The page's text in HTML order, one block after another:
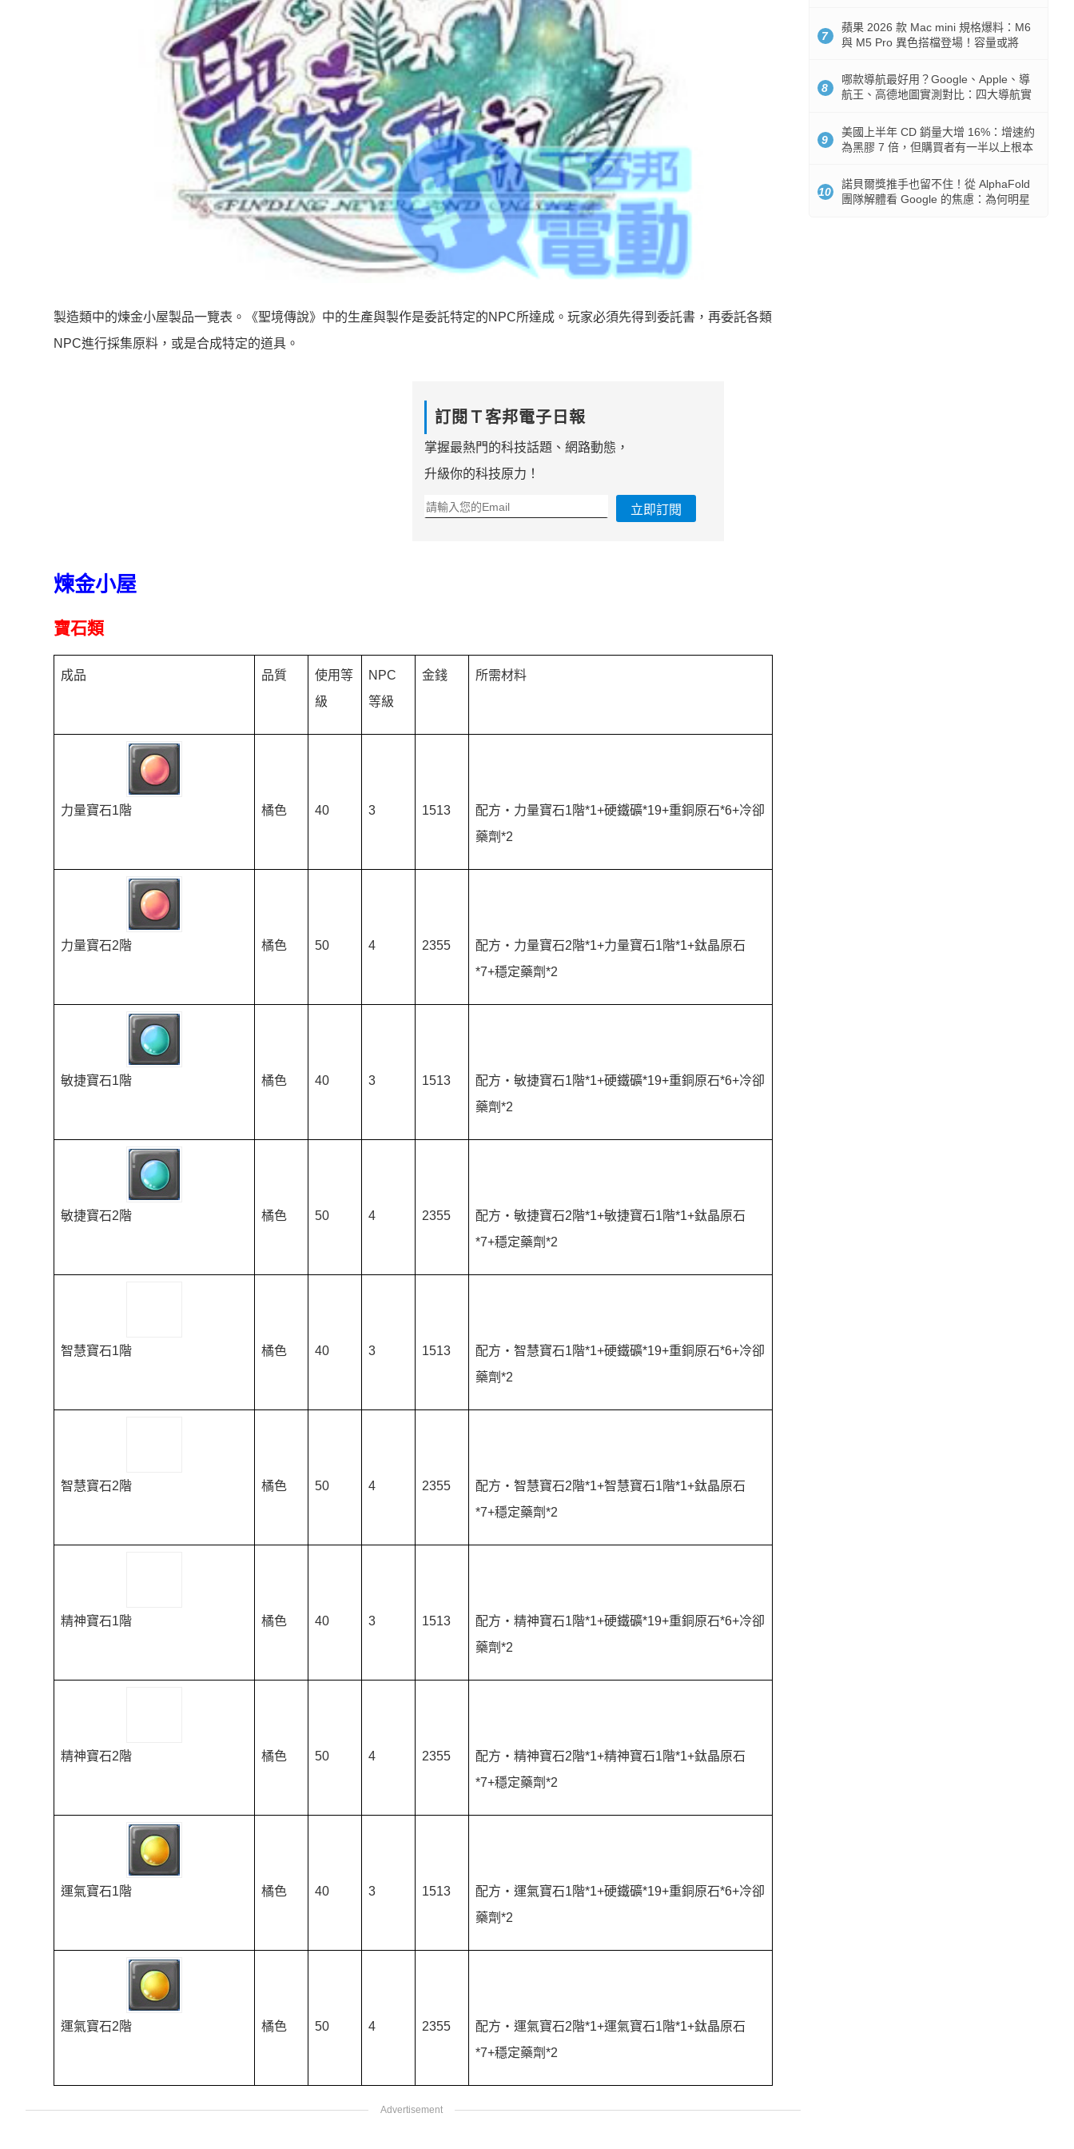
製造類中的煉金小屋製品一覽表。《聖境傳說》中的生產與製作是委託特定的NPC所達成。玩家必須先得到委託書，再委託各類
NPC進行採集原料，或是合成特定的道具。
訂閱Ｔ客邦電子日報
掌握最熱門的科技話題、網路動態，
升級你的科技原力！
立即訂閱
煉金小屋
寶石類
成品 品質
使用等
級
NPC
等級
金錢 所需材料
力量寶石1階 橘色 40 3 1513
配方‧力量寶石1階*1+硬鐵礦*19+重銅原石*6+冷卻
藥劑*2
力量寶石2階 橘色 50 4 2355
配方‧力量寶石2階*1+力量寶石1階*1+鈦晶原石
*7+穩定藥劑*2
敏捷寶石1階 橘色 40 3 1513
配方‧敏捷寶石1階*1+硬鐵礦*19+重銅原石*6+冷卻
藥劑*2
敏捷寶石2階 橘色 50 4 2355
配方‧敏捷寶石2階*1+敏捷寶石1階*1+鈦晶原石
*7+穩定藥劑*2
智慧寶石1階 橘色 40 3 1513
配方‧智慧寶石1階*1+硬鐵礦*19+重銅原石*6+冷卻
藥劑*2
智慧寶石2階 橘色 50 4 2355
配方‧智慧寶石2階*1+智慧寶石1階*1+鈦晶原石
*7+穩定藥劑*2
精神寶石1階 橘色 40 3 1513
配方‧精神寶石1階*1+硬鐵礦*19+重銅原石*6+冷卻
藥劑*2
精神寶石2階 橘色 50 4 2355
配方‧精神寶石2階*1+精神寶石1階*1+鈦晶原石
*7+穩定藥劑*2
運氣寶石1階 橘色 40 3 1513
配方‧運氣寶石1階*1+硬鐵礦*19+重銅原石*6+冷卻
藥劑*2
運氣寶石2階 橘色 50 4 2355
配方‧運氣寶石2階*1+運氣寶石1階*1+鈦晶原石
*7+穩定藥劑*2
7
蘋果 2026 款 Mac mini 規格爆料：M6
與 M5 Pro 異色搭檔登場！容量或將
8
哪款導航最好用？Google、Apple、導
航王、高德地圖實測對比：四大導航實
9
美國上半年 CD 銷量大增 16%：增速約
為黑膠 7 倍，但購買者有一半以上根本
10
諾貝爾獎推手也留不住！從 AlphaFold
團隊解體看 Google 的焦慮：為何明星